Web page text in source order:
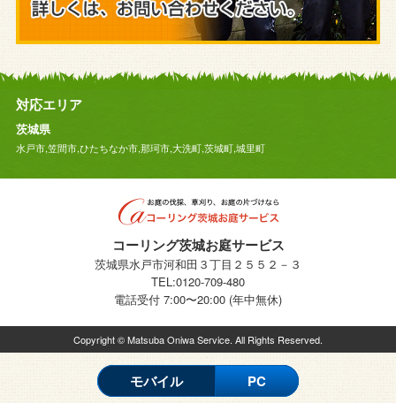
対応エリア
茨城県
水戸市,笠間市,ひたちなか市,那珂市,大洗町,茨城町,城里町
コーリング茨城お庭サービス
茨城県水戸市河和田３丁目２５５２－３
TEL:0120-709-480
電話受付 7:00〜20:00 (年中無休)
Copyright ©Matsuba Oniwa Service. All Rights Reserved.
モバイル PC